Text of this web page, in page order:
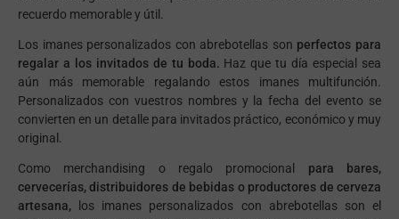
recuerdo memorable y útil.
Los imanes personalizados con abrebotellas son perfectos para
regalar a los invitados de tu boda. Haz que tu día especial sea
aún más memorable regalando estos imanes multifunción.
Personalizados con vuestros nombres y la fecha del evento se
convierten en un detalle para invitados práctico, económico y muy
original.
Como merchandising o regalo promocional para bares,
cervecerías, distribuidores de bebidas o productores de cerveza
artesana, los imanes personalizados con abrebotellas son el